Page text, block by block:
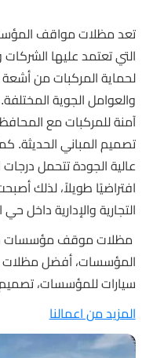
تعد مظلات مواقف
التي تعتمد عليها الشركات
لحماية المركبات من
والعوامل الجوية
آمنة للمركبات مع
تصميم المباني الحديثة.
عالية الجودة تتحمل
افتراضيًا طويلاً، لذلك
التجارية والإدارية داخل حي
مظلات موقف مؤسسات
المؤسسات، أفضل
سيارات للمؤسسات،
المزيد من اعمالنا